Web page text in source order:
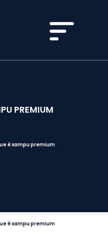
PREMIUM
é xampu premium
é xampu premium